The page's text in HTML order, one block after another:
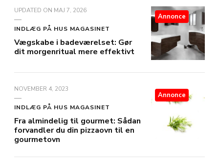
UPDATED ON MAJ 7, 2026
INDLÆG PÅ HUS MAGASINET
Vægskabe i badeværelset: Gør
dit morgenritual mere effektivt
Annonce
NOVEMBER 4, 2023
INDLÆG PÅ HUS MAGASINET
Fra almindelig til gourmet: Sådan
forvandler du din pizzaovn til en
gourmetovn
Annonce